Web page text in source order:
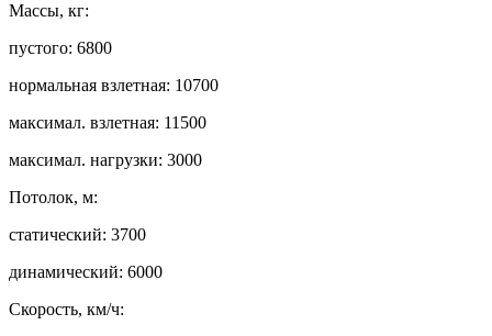
Массы, кг:
пустого: 6800
нормальная взлетная: 10700
максимал. взлетная: 11500
максимал. нагрузки: 3000
Потолок, м:
статический: 3700
динамический: 6000
Скорость, км/ч: